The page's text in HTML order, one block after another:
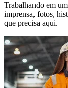
Trabalhando em
imprensa, fotos,
que precisa aqui.